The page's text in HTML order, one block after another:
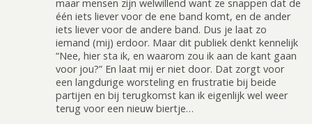
maar mensen zijn welwillend want ze snappen dat de
één iets liever voor de ene band komt, en de ander
iets liever voor de andere band. Dus je laat zo
iemand (mij) erdoor. Maar dit publiek denkt kennelijk
“Nee, hier sta ik, en waarom zou ik aan de kant gaan
voor jou?” En laat mij er niet door. Dat zorgt voor
een langdurige worsteling en frustratie bij beide
partijen en bij terugkomst kan ik eigenlijk wel weer
terug voor een nieuw biertje…